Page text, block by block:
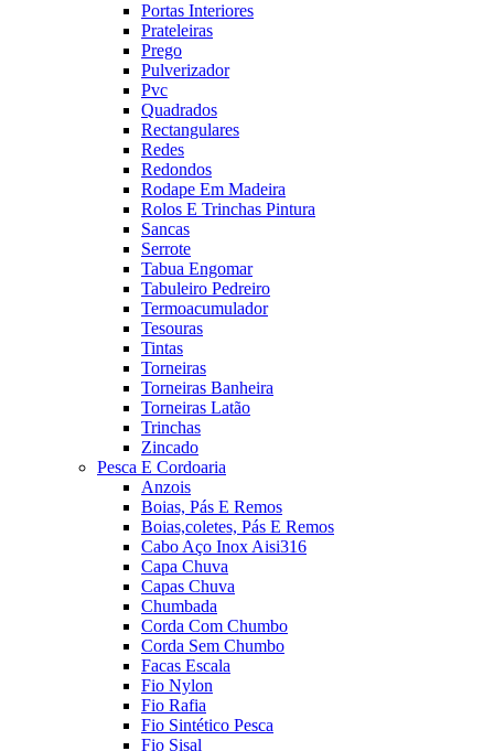
Portas Interiores
Prateleiras
Prego
Pulverizador
Pvc
Quadrados
Rectangulares
Redes
Redondos
Rodape Em Madeira
Rolos E Trinchas Pintura
Sancas
Serrote
Tabua Engomar
Tabuleiro Pedreiro
Termoacumulador
Tesouras
Tintas
Torneiras
Torneiras Banheira
Torneiras Latão
Trinchas
Zincado
Pesca E Cordoaria
Anzois
Boias, Pás E Remos
Boias,coletes, Pás E Remos
Cabo Aço Inox Aisi316
Capa Chuva
Capas Chuva
Chumbada
Corda Com Chumbo
Corda Sem Chumbo
Facas Escala
Fio Nylon
Fio Rafia
Fio Sintético Pesca
Fio Sisal